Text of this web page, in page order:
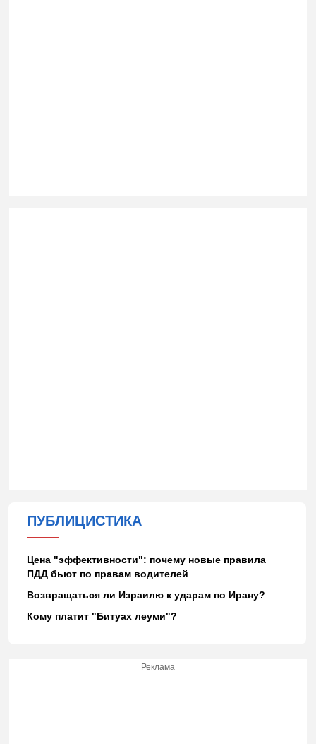
ПУБЛИЦИСТИКА
Цена "эффективности": почему новые правила
ПДД бьют по правам водителей
Возвращаться ли Израилю к ударам по Ирану?
Кому платит "Битуах леуми"?
Реклама